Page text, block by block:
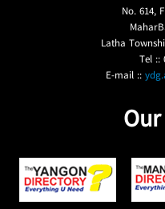
No. 614,
Latha
Tel ::
E-mail ::